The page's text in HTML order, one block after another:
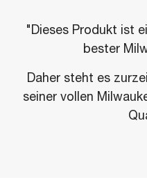
"Dieses Produkt ist
bester
Daher steht es
seiner vollen